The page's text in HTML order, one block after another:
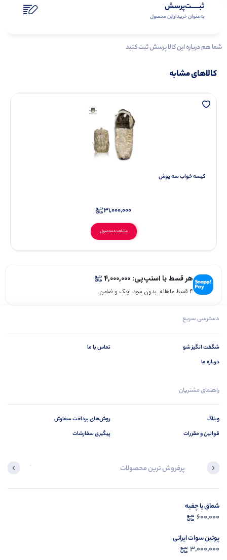
ثبـــــت‌پرسش
به‌عنوان ‌خریدار‌این‌ محصول
شما هم درباره این کالا پرسش ثبت کنید
کالاهای مشابه
کیسه خواب سه پوش
مشاهده محصول
31,000,000
هر قسط با اسنپ‌پی: 4,000,000
۴ قسط ماهانه. بدون سود، چک و ضامن.
دسترسی سریع
شگفت انگیز شو
درباره ما
تماس با ما
راهنمای مشتریان
وبلاگ
قوانین و مقررات
روش‌های پرداخت سفارش
پیگیری سفارشات
پرفروش ترین محصولات آخرین
شماق یا چفیه
600,000
پوتین سوات ایرانی
3,000,000